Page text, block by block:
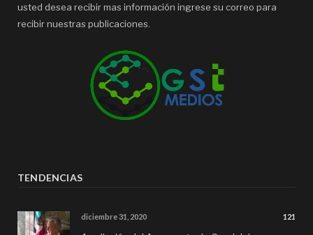
usted desea recibir mas información ingrese su correo para
recibir nuestras publicaciones.
TENDENCIAS
diciembre 31, 2020 121